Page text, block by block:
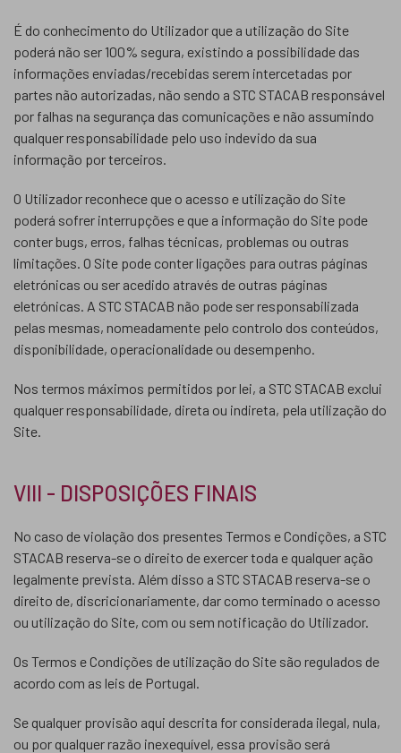
É do conhecimento do Utilizador que a utilização do Site
poderá não ser 100% segura, existindo a possibilidade das
informações enviadas/recebidas serem intercetadas por
partes não autorizadas, não sendo a STC STACAB responsável
por falhas na segurança das comunicações e não assumindo
qualquer responsabilidade pelo uso indevido da sua
informação por terceiros.
O Utilizador reconhece que o acesso e utilização do Site
poderá sofrer interrupções e que a informação do Site pode
conter bugs, erros, falhas técnicas, problemas ou outras
limitações. O Site pode conter ligações para outras páginas
eletrónicas ou ser acedido através de outras páginas
eletrónicas. A STC STACAB não pode ser responsabilizada
pelas mesmas, nomeadamente pelo controlo dos conteúdos,
disponibilidade, operacionalidade ou desempenho.
Nos termos máximos permitidos por lei, a STC STACAB exclui
qualquer responsabilidade, direta ou indireta, pela utilização do
Site.
VIII - DISPOSIÇÕES FINAIS
No caso de violação dos presentes Termos e Condições, a STC
STACAB reserva-se o direito de exercer toda e qualquer ação
legalmente prevista. Além disso a STC STACAB reserva-se o
direito de, discricionariamente, dar como terminado o acesso
ou utilização do Site, com ou sem notificação do Utilizador.
Os Termos e Condições de utilização do Site são regulados de
acordo com as leis de Portugal.
Se qualquer provisão aqui descrita for considerada ilegal, nula,
ou por qualquer razão inexequível, essa provisão será